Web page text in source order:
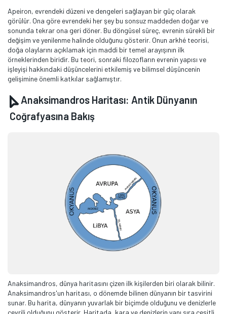
Apeiron, evrendeki düzeni ve dengeleri sağlayan bir güç olarak
görülür. Ona göre evrendeki her şey bu sonsuz maddeden doğar ve
sonunda tekrar ona geri döner. Bu döngüsel süreç, evrenin sürekli bir
değişim ve yenilenme halinde olduğunu gösterir. Onun arkhé teorisi,
doğa olaylarını açıklamak için maddi bir temel arayışının ilk
örneklerinden biridir. Bu teori, sonraki filozofların evrenin yapısı ve
işleyişi hakkındaki düşüncelerini etkilemiş ve bilimsel düşüncenin
gelişimine önemli katkılar sağlamıştır.
Anaksimandros Haritası: Antik Dünyanın
Coğrafyasına Bakış
Anaksimandros, dünya haritasını çizen ilk kişilerden biri olarak bilinir.
Anaksimandros'un haritası, o dönemde bilinen dünyanın bir tasvirini
sunar. Bu harita, dünyanın yuvarlak bir biçimde olduğunu ve denizlerle
çevrili olduğunu gösterir. Haritada, kara ve denizlerin yanı sıra çeşitli